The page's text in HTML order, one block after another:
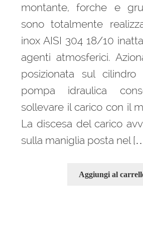
montante, forche e
sono totalmente
inox AISI 304 18/10
agenti atmosferici.
posizionata sul
pompa idraulica
sollevare il carico con il
La discesa del carico
sulla maniglia posta nel
Aggiungi al